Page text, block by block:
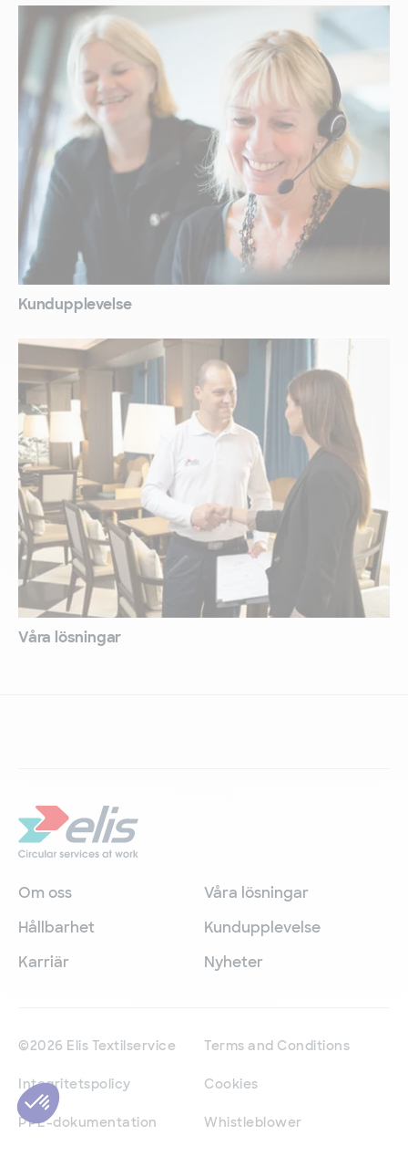
Kundupplevelse
Våra lösningar
Om oss
Våra lösningar
Hållbarhet
Kundupplevelse
Karriär
Nyheter
©2026 Elis Textilservice Terms and Conditions
Integritetspolicy Cookies
PPE-dokumentation Whistleblower